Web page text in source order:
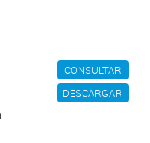
CONSULTAR
DESCARGAR